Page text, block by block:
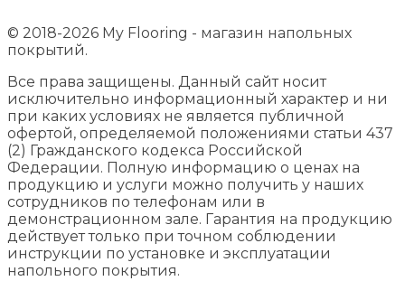
© 2018-2026 My Flooring - магазин напольных
покрытий.
Все права защищены. Данный сайт носит
исключительно информационный характер и ни
при каких условиях не является публичной
офертой, определяемой положениями статьи 437
(2) Гражданского кодекса Российской
Федерации. Полную информацию о ценах на
продукцию и услуги можно получить у наших
сотрудников по телефонам или в
демонстрационном зале. Гарантия на продукцию
действует только при точном соблюдении
инструкции по установке и эксплуатации
напольного покрытия.